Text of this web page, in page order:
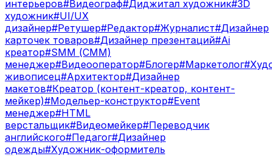
интерьеров#Видеограф#Диджитал художник#3D
художник#UI/UX
дизайнер#Ретушер#Редактор#Журналист#Дизайнер
карточек товаров#Дизайнер презентаций#Ai
креатор#SMM (СММ)
менеджер#Видеооператор#Блогер#Маркетолог#
живописец#Архитектор#Дизайнер
макетов#Креатор (контент-креатор, контент-
мейкер)#Модельер-конструктор#Event
менеджер#HTML
верстальщик#Видеомейкер#Переводчик
английского#Педагог#Дизайнер
одежды#Художник-оформитель